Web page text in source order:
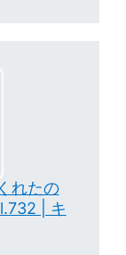
れたの
| キ